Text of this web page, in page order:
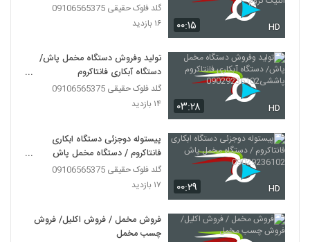
۰۰:۱۵ HD
گلد فلوک حقیقی 09106565375
۱۶ بازدید
۰۳:۲۸ HD
تولید وفروش دستگاه مخمل پاش/
دستگاه آبکاری فانتاکروم
پاششی09029236102
گلد فلوک حقیقی 09106565375
۱۴ بازدید
۰۰:۲۹ HD
پیستوله دوجزئی دستگاه ابکاری
فانتاکروم / دستگاه مخمل پاش
09029236102
گلد فلوک حقیقی 09106565375
۱۷ بازدید
فروش مخمل / فروش اکلیل/ فروش
چسب مخمل